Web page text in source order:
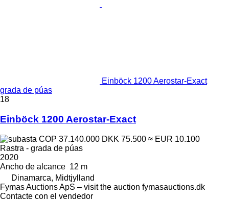
Einböck 1200 Aerostar-Exact
grada de púas
18
Einböck 1200 Aerostar-Exact
COP 37.140.000 DKK 75.500 ≈ EUR 10.100
Rastra - grada de púas
2020
Ancho de alcance 12 m
Dinamarca, Midtjylland
Fymas Auctions ApS – visit the auction fymasauctions.dk
Contacte con el vendedor